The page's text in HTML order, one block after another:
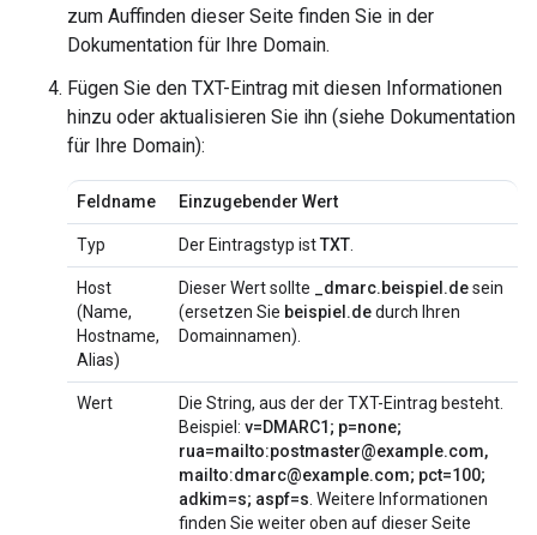
zum Auffinden dieser Seite finden Sie in der
Dokumentation für Ihre Domain.
Fügen Sie den TXT-Eintrag mit diesen Informationen
hinzu oder aktualisieren Sie ihn (siehe Dokumentation
für Ihre Domain):
Feldname Einzugebender Wert
Typ Der Eintragstyp istTXT.
Host
(Name,
Hostname,
Alias)
Dieser Wert sollte _dmarc.beispiel.desein
(ersetzen Sie beispiel.dedurch Ihren
Domainnamen).
Wert
Die String, aus der der TXT-Eintrag besteht.
Beispiel: v=DMARC1; p=none;
rua=mailto:postmaster@example.com,
mailto:dmarc@example.com; pct=100;
adkim=s; aspf=s. Weitere Informationen
finden Sie weiter oben auf dieser Seite